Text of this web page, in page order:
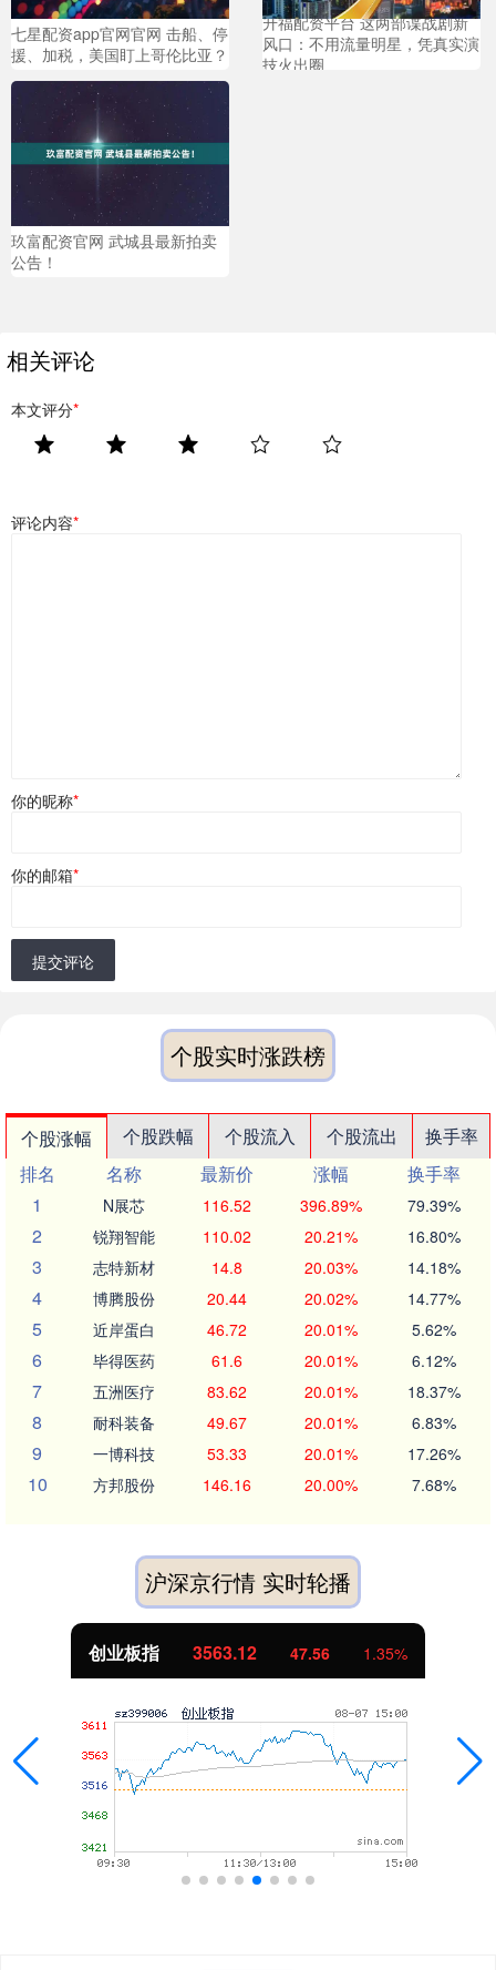
七星配资app官网官网 击船、停
援、加税，美国盯上哥伦比亚？
升福配资平台 这两部谍战剧新
风口：不用流量明星，凭真实演
技火出圈
玖富配资官网 武城县最新拍卖
公告！
相关评论
本文评分*
评论内容*
你的昵称*
你的邮箱*
提交评论
个股实时涨跌榜
个股涨幅 个股跌幅 个股流入 个股流出
换手率
排名
名称 最新价 涨幅
换手率
1
N展芯 116.52 396.89% 79.39%
2 锐翔智能 110.02 20.21% 16.80%
3 志特新材 14.8 20.03% 14.18%
4 博腾股份 20.44 20.02% 14.77%
5 近岸蛋白 46.72 20.01% 5.62%
6 毕得医药 61.6 20.01% 6.12%
7 五洲医疗 83.62 20.01% 18.37%
8 耐科装备 49.67 20.01% 6.83%
9 一博科技 53.33 20.01% 17.26%
10 方邦股份 146.16 20.00% 7.68%
沪深京行情 实时轮播
创业板指 3563.12 47.56 1.35%